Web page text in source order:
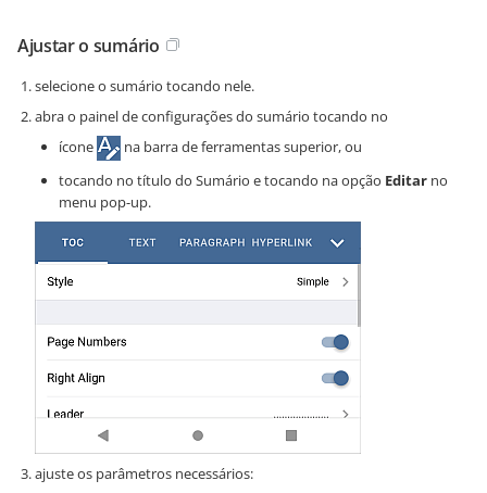
Ajustar o sumário
selecione o sumário tocando nele.
abra o painel de configurações do sumário tocando no
ícone
na barra de ferramentas superior, ou
tocando no título do Sumário e tocando na opção Editar no
menu pop-up.
ajuste os parâmetros necessários: